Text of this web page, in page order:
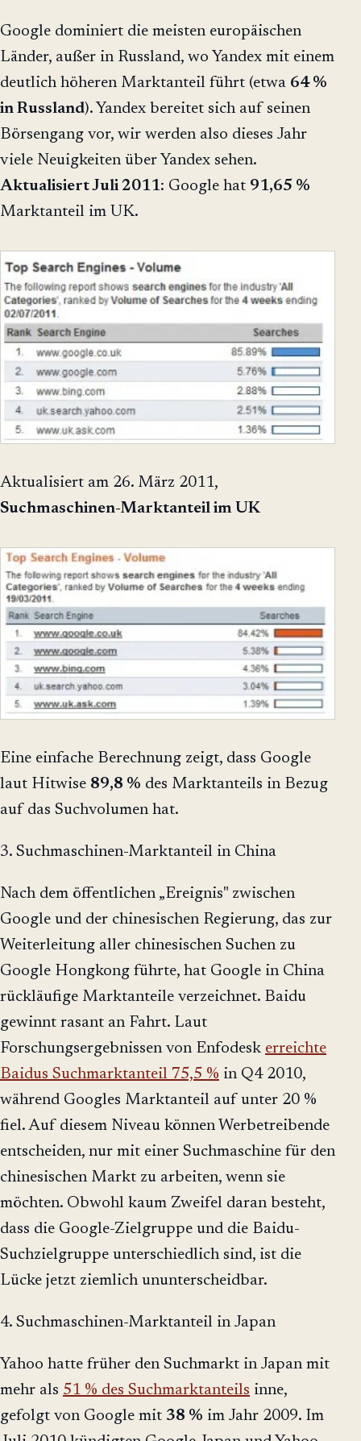
Google dominiert die meisten europäischen
Länder, außer in Russland, wo Yandex mit einem
deutlich höheren Marktanteil führt (etwa 64 %
in Russland). Yandex bereitet sich auf seinen
Börsengang vor, wir werden also dieses Jahr
viele Neuigkeiten über Yandex sehen.
Aktualisiert Juli 2011: Google hat 91,65 %
Marktanteil im UK.
Aktualisiert am 26. März 2011,
Suchmaschinen-Marktanteil im UK
Eine einfache Berechnung zeigt, dass Google
laut Hitwise 89,8 % des Marktanteils in Bezug
auf das Suchvolumen hat.
3. Suchmaschinen-Marktanteil in China
Nach dem öffentlichen „Ereignis" zwischen
Google und der chinesischen Regierung, das zur
Weiterleitung aller chinesischen Suchen zu
Google Hongkong führte, hat Google in China
rückläufige Marktanteile verzeichnet. Baidu
gewinnt rasant an Fahrt. Laut
Forschungsergebnissen von Enfodesk erreichte
Baidus Suchmarktanteil 75,5 % in Q4 2010,
während Googles Marktanteil auf unter 20 %
fiel. Auf diesem Niveau können Werbetreibende
entscheiden, nur mit einer Suchmaschine für den
chinesischen Markt zu arbeiten, wenn sie
möchten. Obwohl kaum Zweifel daran besteht,
dass die Google-Zielgruppe und die Baidu-
Suchzielgruppe unterschiedlich sind, ist die
Lücke jetzt ziemlich ununterscheidbar.
4. Suchmaschinen-Marktanteil in Japan
Yahoo hatte früher den Suchmarkt in Japan mit
mehr als 51 % des Suchmarktanteils inne,
gefolgt von Google mit 38 % im Jahr 2009. Im